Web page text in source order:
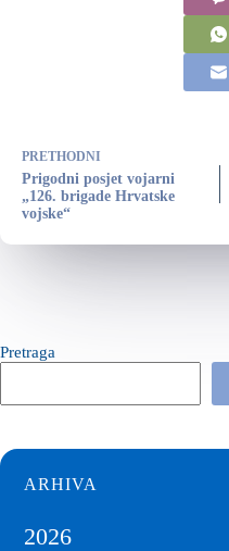
PRETHODNI
Prigodni posjet vojarni
„126. brigade Hrvatske
vojske“
Pretraga
ARHIVA
2026